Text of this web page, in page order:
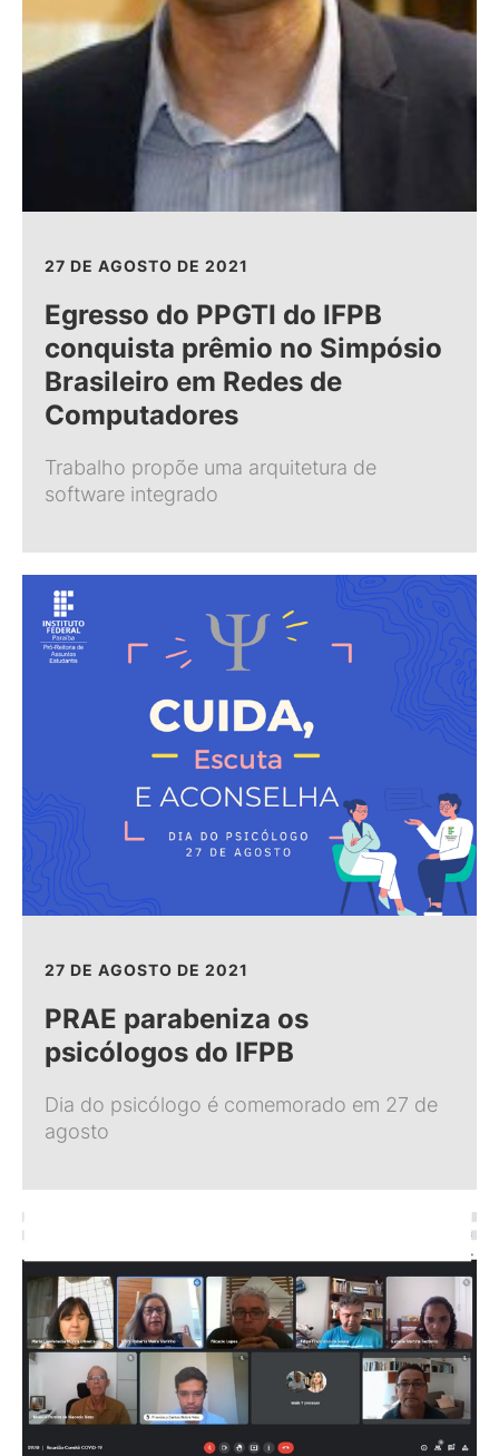
27 DE AGOSTO DE 2021
Egresso do PPGTI do IFPB
conquista prêmio no Simpósio
Brasileiro em Redes de
Computadores
Trabalho propõe uma arquitetura de
software integrado
27 DE AGOSTO DE 2021
PRAE parabeniza os
psicólogos do IFPB
Dia do psicólogo é comemorado em 27 de
agosto